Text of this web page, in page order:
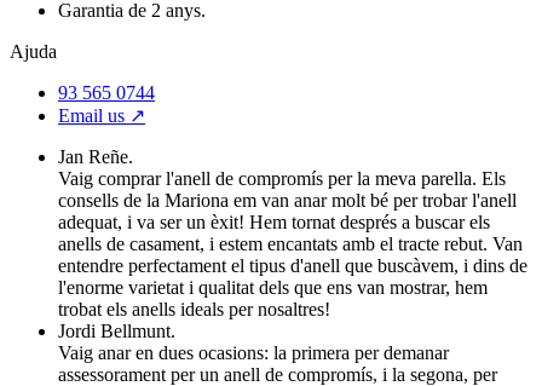
Garantia de 2 anys.
Ajuda
93 565 0744
Email us ↗︎
Jan Reñe.
Vaig comprar l'anell de compromís per la meva parella. Els
consells de la Mariona em van anar molt bé per trobar l'anell
adequat, i va ser un èxit! Hem tornat després a buscar els
anells de casament, i estem encantats amb el tracte rebut. Van
entendre perfectament el tipus d'anell que buscàvem, i dins de
l'enorme varietat i qualitat dels que ens van mostrar, hem
trobat els anells ideals per nosaltres!
Jordi Bellmunt.
Vaig anar en dues ocasions: la primera per demanar
assessorament per un anell de compromís, i la segona, per